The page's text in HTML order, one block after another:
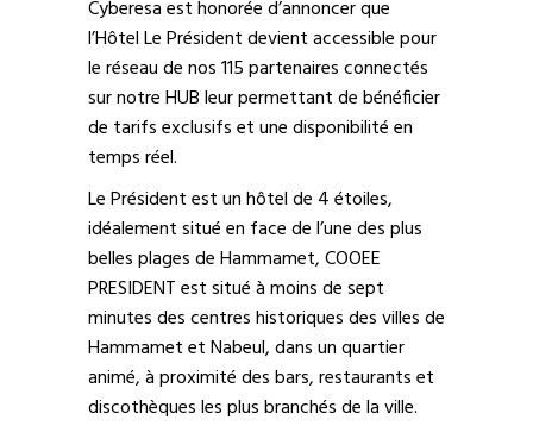
Cyberesa est honorée d’annoncer que
l’Hôtel Le Président devient accessible pour
le réseau de nos 115 partenaires connectés
sur notre HUB leur permettant de bénéficier
de tarifs exclusifs et une disponibilité en
temps réel.
Le Président est un hôtel de 4 étoiles,
idéalement situé en face de l’une des plus
belles plages de Hammamet, COOEE
PRESIDENT est situé à moins de sept
minutes des centres historiques des villes de
Hammamet et Nabeul, dans un quartier
animé, à proximité des bars, restaurants et
discothèques les plus branchés de la ville.